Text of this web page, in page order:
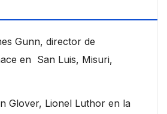
Gunn, director de
en San Luis, Misuri,
Glover, Lionel Luthor en la